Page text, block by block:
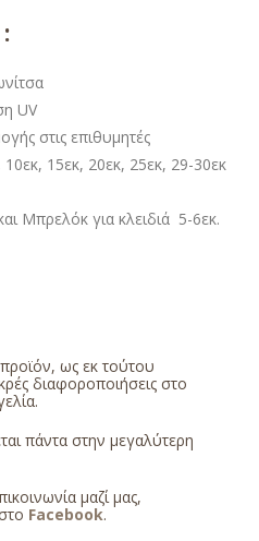
UV
στις επιθυμητές
10εκ, 15εκ, 20εκ, 25εκ, 29-30εκ
Μπρελόκ για κλειδιά 5-6εκ.
ως εκ τούτου
διαφοροποιήσεις στο
πάντα στην μεγαλύτερη
μαζί μας,
Facebook.